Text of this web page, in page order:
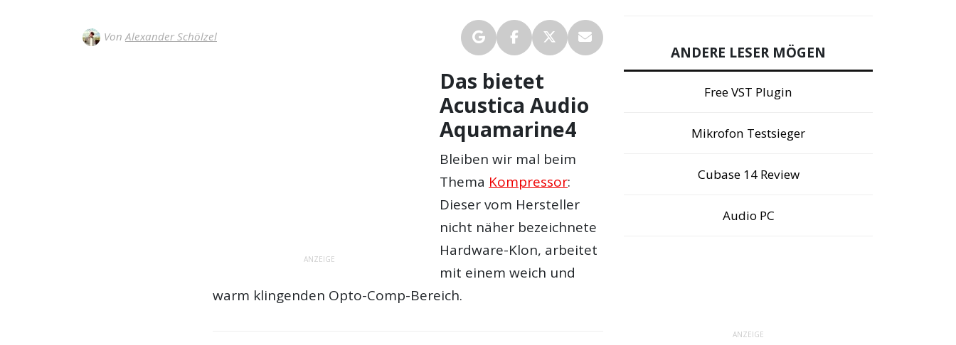
Von Alexander Schölzel
ANZEIGE
Das bietet
Acustica Audio
Aquamarine4
Bleiben wir mal beim
Thema Kompressor:
Dieser vom Hersteller
nicht näher bezeichnete
Hardware-Klon, arbeitet
mit einem weich und
warm klingenden Opto-Comp-Bereich.
ANDERE LESER MÖGEN
Free VST Plugin
Mikrofon Testsieger
Cubase 14 Review
Audio PC
ANZEIGE